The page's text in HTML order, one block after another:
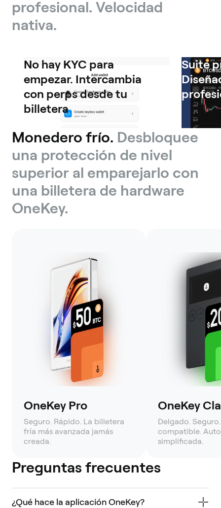
profesional. Velocidad
nativa.
No hay KYC para
empezar. Intercambia
con perps desde tu
billetera
Suite
Monedero frío. Desbloquee
una protección de nivel
superior al emparejarlo con
una billetera de hardware
OneKey.
OneKey Pro
Seguro. Rápido. La billetera
fría más avanzada jamás
creada.
OneKey
Delgado.
compatible.
simplificada.
Preguntas frecuentes
¿Qué hace la aplicación OneKey?